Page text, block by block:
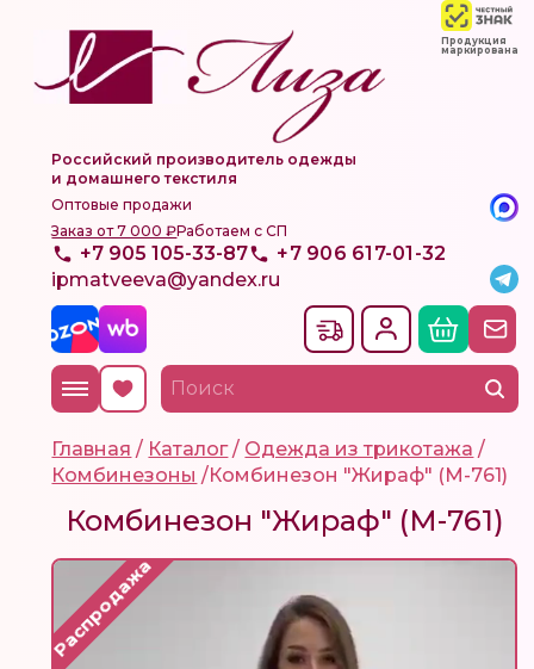
Российский производитель одежды
и домашнего текстиля
Оптовые продажи
Заказ от 7 000 ₽Работаем с СП
Продукция
маркирована
+7 905 105-33-87
+7 906 617-01-32
ipmatveeva@yandex.ru
Главная / Каталог/ Одежда из трикотажа /
Комбинезоны /Комбинезон "Жираф" (М-761)
Комбинезон "Жираф" (М-761)
Распродажа